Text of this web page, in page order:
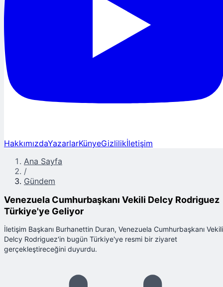
HakkımızdaYazarlarKünyeGizlilikİletişim
Ana Sayfa
/
Gündem
Venezuela Cumhurbaşkanı Vekili Delcy Rodriguez
Türkiye'ye Geliyor
İletişim Başkanı Burhanettin Duran, Venezuela Cumhurbaşkanı Vekili
Delcy Rodriguez'in bugün Türkiye'ye resmi bir ziyaret
gerçekleştireceğini duyurdu.